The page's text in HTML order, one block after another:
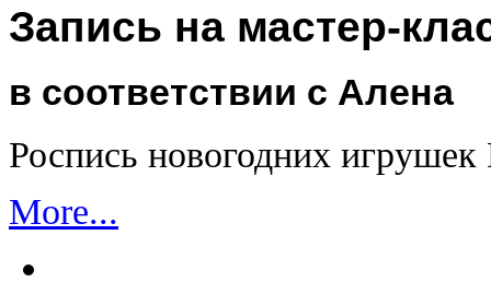
Запись на мастер-
в соответствии с Алена
Роспись новогодних
More...